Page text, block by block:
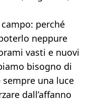
perché
neppure
vasti e nuovi
bisogno di
una luce
dall’affanno